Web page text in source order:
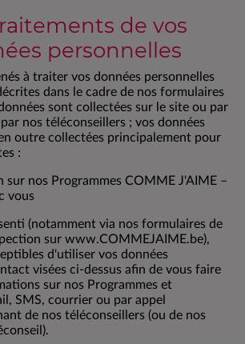
de vos
personnelles
à traiter vos données personnelles
dans le cadre de nos formulaires
sont collectées sur le site ou par
nos téléconseillers ; vos données
outre collectées principalement pour
:
nos Programmes COMME J'AIME –
vous
(notamment via nos formulaires de
sur www.COMMEJAIME.be),
d'utiliser vos données
visées ci-dessus afin de vous faire
sur nos Programmes et
SMS, courrier ou par appel
de nos téléconseillers (ou de nos